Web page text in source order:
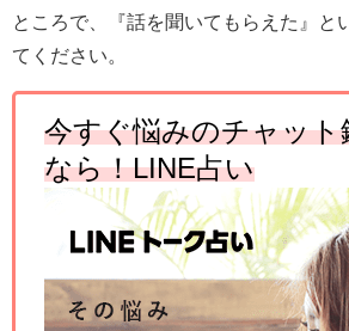
ところで、『話を聞いてもらえた』と
てください。
今すぐ悩みのチャット
なら！LINE占い